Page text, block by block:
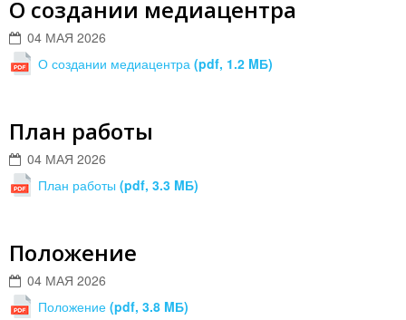
О создании медиацентра
04 МАЯ 2026
О создании медиацентра (pdf, 1.2 MБ)
План работы
04 МАЯ 2026
План работы (pdf, 3.3 MБ)
Положение
04 МАЯ 2026
Положение (pdf, 3.8 MБ)